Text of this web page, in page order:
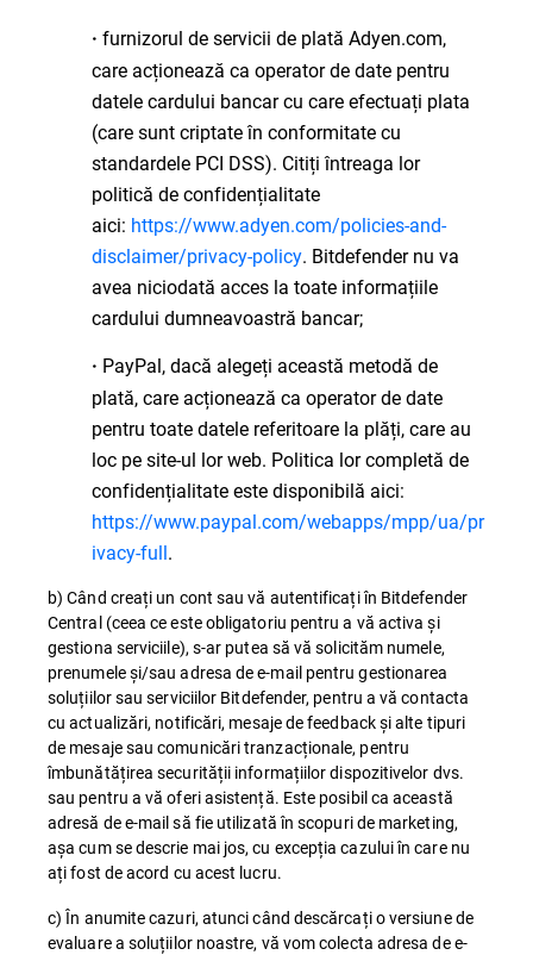
· furnizorul de servicii de plată Adyen.com,
care acționează ca operator de date pentru
datele cardului bancar cu care efectuați plata
(care sunt criptate în conformitate cu
standardele PCI DSS). Citiți întreaga lor
politică de confidențialitate
aici: https://www.adyen.com/policies-and-
disclaimer/privacy-policy. Bitdefender nu va
avea niciodată acces la toate informațiile
cardului dumneavoastră bancar;
· PayPal, dacă alegeți această metodă de
plată, care acționează ca operator de date
pentru toate datele referitoare la plăți, care au
loc pe site-ul lor web. Politica lor completă de
confidențialitate este disponibilă aici:
https://www.paypal.com/webapps/mpp/ua/pr
ivacy-full.
b) Când creați un cont sau vă autentificați în Bitdefender
Central (ceea ce este obligatoriu pentru a vă activa și
gestiona serviciile), s-ar putea să vă solicităm numele,
prenumele și/sau adresa de e-mail pentru gestionarea
soluțiilor sau serviciilor Bitdefender, pentru a vă contacta
cu actualizări, notificări, mesaje de feedback și alte tipuri
de mesaje sau comunicări tranzacționale, pentru
îmbunătățirea securității informațiilor dispozitivelor dvs.
sau pentru a vă oferi asistență. Este posibil ca această
adresă de e-mail să fie utilizată în scopuri de marketing,
așa cum se descrie mai jos, cu excepția cazului în care nu
ați fost de acord cu acest lucru.
c) În anumite cazuri, atunci când descărcați o versiune de
evaluare a soluțiilor noastre, vă vom colecta adresa de e-